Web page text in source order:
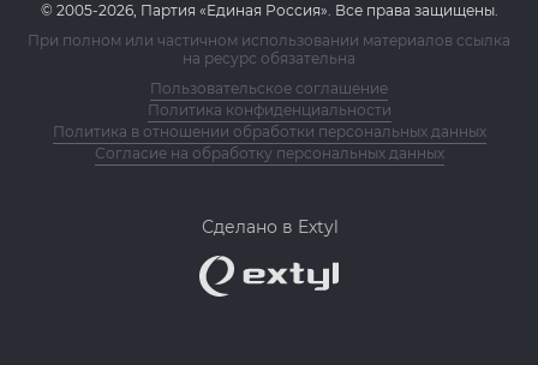
© 2005-2026, Партия «Единая Россия». Все права защищены.
При полном или частичном использовании материалов ссылка
на ресурс обязательна
Пользовательское соглашение
Политика конфиденциальности
Политика в отношении обработки персональных данных
Согласие на обработку персональных данных
Сделано в Extyl